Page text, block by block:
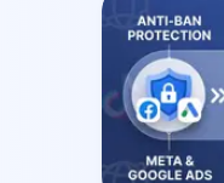
Как
при